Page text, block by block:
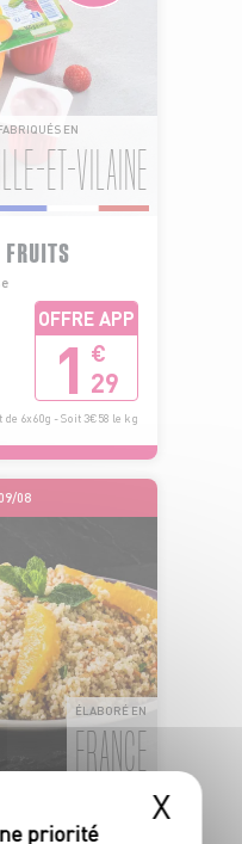
EN
ET-VILAINE
OFFRE APP
1 €
29
de 6x60g - Soit 3€58 le kg
08
ÉLABORÉ EN
FRANCE
X